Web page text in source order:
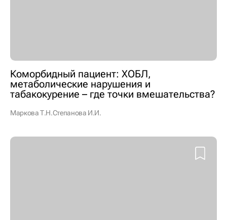
Коморбидный пациент: ХОБЛ,
метаболические нарушения и
табакокурение – где точки вмешательства?
Маркова Т.Н.Степанова И.И.